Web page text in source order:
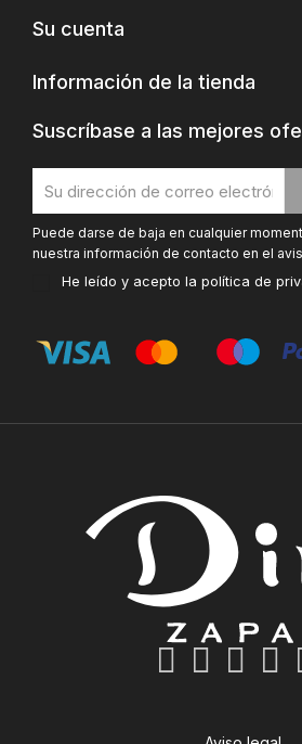
Su cuenta
Información de la tienda
Suscríbase a las mejores
Puede darse de baja en cualquier
nuestra información de contacto en el
He leído y acepto la política de